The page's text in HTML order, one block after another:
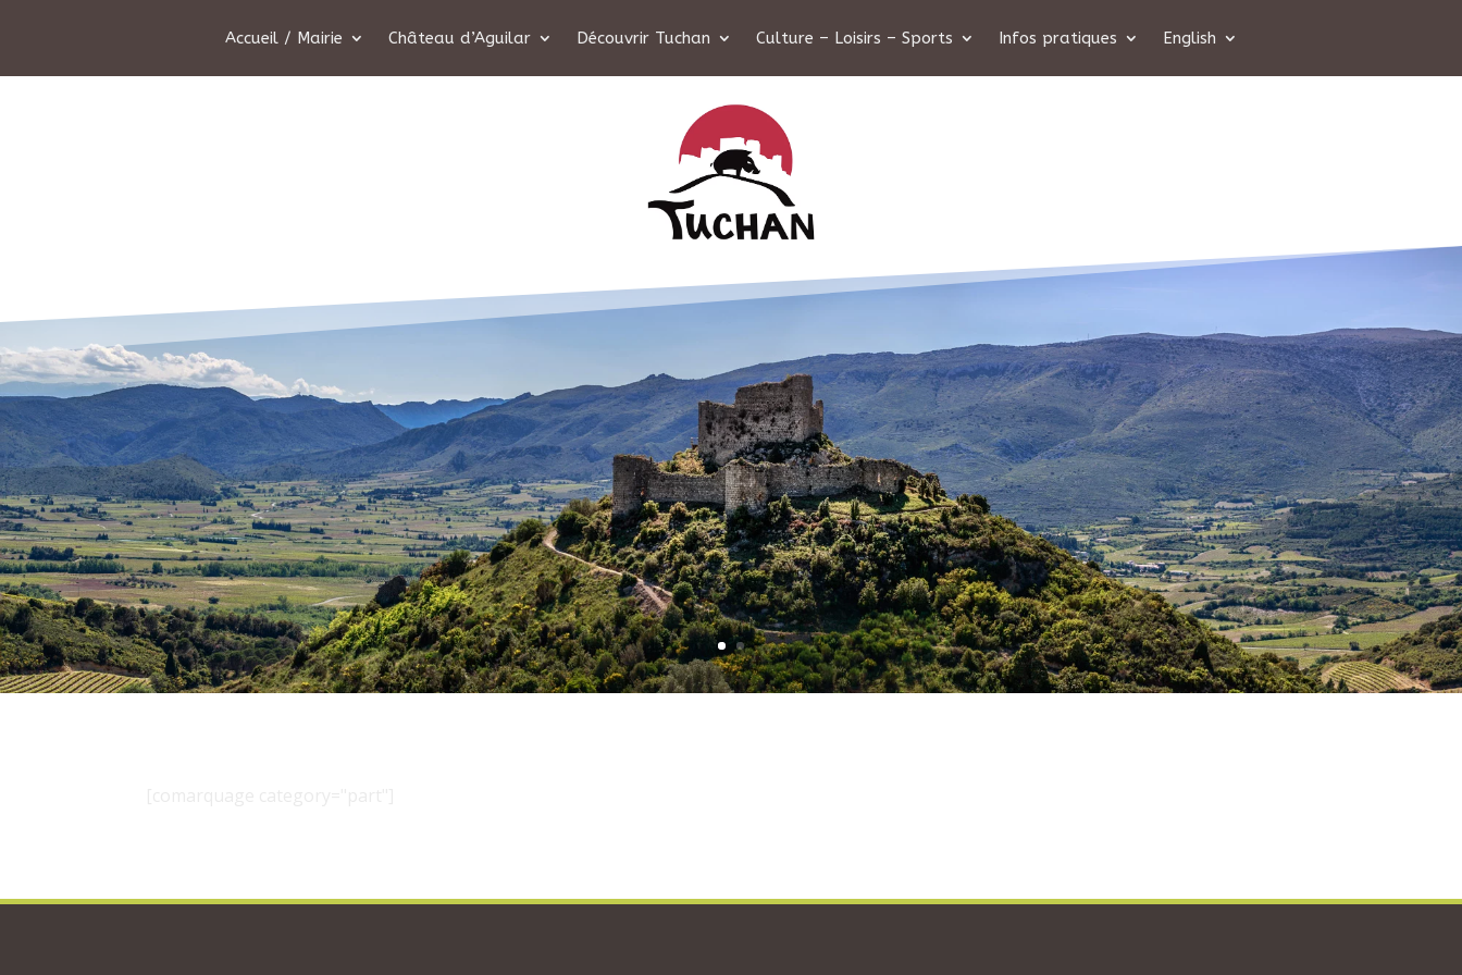
Accueil / Mairie Château d’Aguilar Découvrir Tuchan Culture – Loisirs – Sports Infos pratiques English